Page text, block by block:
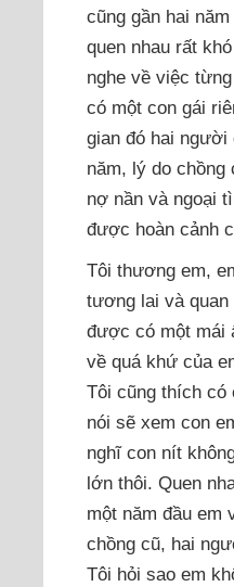
cũng gần hai
quen nhau rất
nghe về việc
có một con gái
gian đó hai
năm, lý do chồng
nợ nần và ngoại
được hoàn cảnh
Tôi thương em,
tương lai và quan
được có một mái
về quá khứ của
Tôi cũng thích có
nói sẽ xem con
nghĩ con nít
lớn thôi. Quen
một năm đầu em
chồng cũ, hai
Tôi hỏi sao em